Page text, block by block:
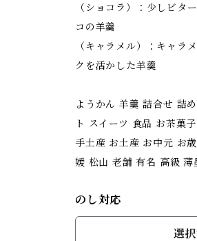
（ショコラ）：少しビタ
コの羊羹
（キャラメル）：キャラ
クを活かした羊羹
ようかん 羊羹 詰合せ 詰
ト スイーツ 食品 お茶菓
手土産 お土産 お中元 お
媛 松山 老舗 有名 高級 薄
のし対応
選